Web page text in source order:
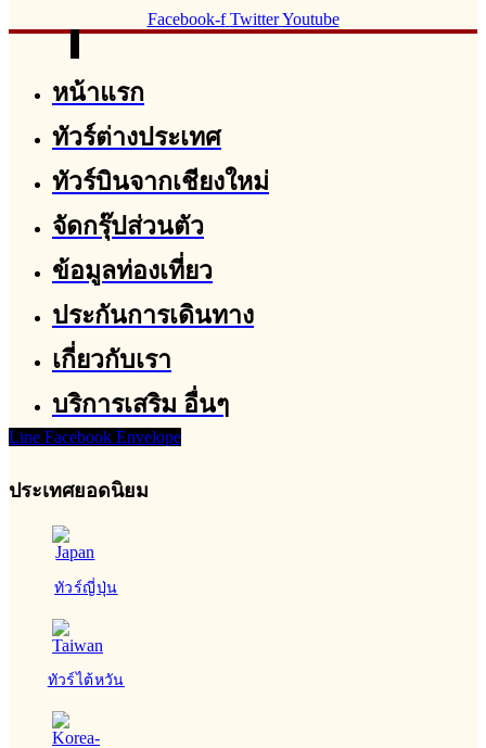
Facebook-f Twitter Youtube
หน้าแรก
ทัวร์ต่างประเทศ
ทัวร์บินจากเชียงใหม่
จัดกรุ๊ปส่วนตัว
ข้อมูลท่องเที่ยว
ประกันการเดินทาง
เกี่ยวกับเรา
บริการเสริม อื่นๆ
Line Facebook Envelope
ประเทศยอดนิยม
ทัวร์ญี่ปุ่น
ทัวร์ไต้หวัน